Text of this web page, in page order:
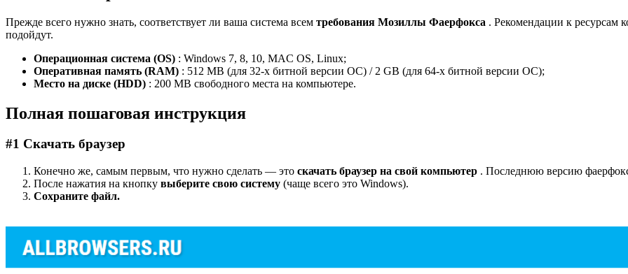
Прежде всего нужно знать, соответствует ли ваша система всем требования Мозиллы Фаерфокса . Рекомендации к ресурсам
подойдут.
Операционная система (OS) : Windows 7, 8, 10, MAC OS, Linux;
Оперативная память (RAM) : 512 MB (для 32-х битной версии ОС) / 2 GB (для 64-х битной версии ОС);
Место на диске (HDD) : 200 MB свободного места на компьютере.
Полная пошаговая инструкция
#1 Скачать браузер
Конечно же, самым первым, что нужно сделать — это скачать браузер на свой компьютер . Последнюю версию
После нажатия на кнопку выберите свою систему (чаще всего это Windows).
Сохраните файл.